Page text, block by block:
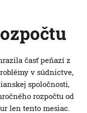
časť peňazí z
v súdnictve,
spoločnosti,
rozpočtu od
len tento mesiac.